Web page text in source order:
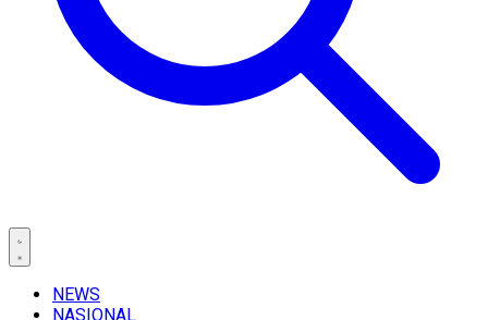
NEWS
NASIONAL